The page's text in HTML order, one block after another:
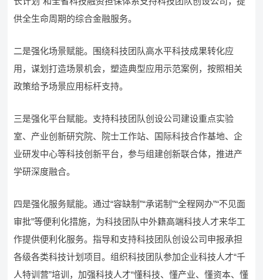
供全生命周期的综合金融服务。
二是强化场景赋能。围绕科技团队高水平科技成果转化应
用，谋划打造场景机会，塑造典型应用示范案例，按照相关
政策给予场景应用标杆支持。
三是强化平台赋能。支持科技团队创设公司建设重点实验
室、产业创新研究院、院士工作站、国际科技合作基地、企
业研发中心等科技创新平台，参与组建创新联合体，推进产
学研深度融合。
四是强化服务赋能。通过“容缺制”“承诺制”“全程网办”“不见面
审批”等便利化措施，为科技团队中外籍高端科技人才来华工
作提供便利化服务。指导和支持科技团队创设公司申报承担
各级各类科技计划项目。组织科技团队参加企业科技人才“千
人特训营”培训，加强科技人才“懂科技、懂产业、懂资本、懂